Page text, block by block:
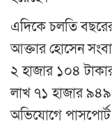
এদিকে চলতি
আক্তার হোসেন
২ হাজার ১০৪
লাখ ৭১ হাজার
অভিযোগে